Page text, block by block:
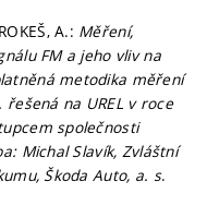
A.: Měření,
FM a jeho vliv na
metodika měření
na UREL v roce
společnosti
Michal Slavík, Zvláštní
Škoda Auto, a. s.